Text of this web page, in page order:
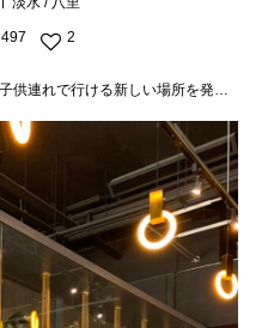
497 2
ける新しい場所を発見しました ~ Golden Tulip FAB Hotel – Megabit Bistro 電玩餐酒館